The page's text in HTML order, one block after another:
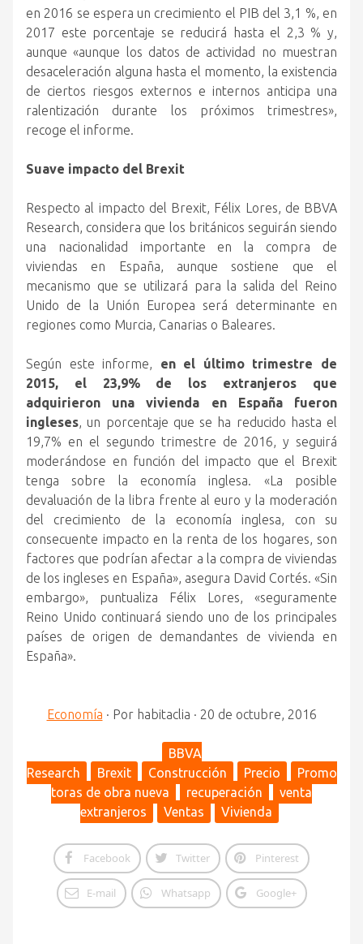
en 2016 se espera un crecimiento el PIB del 3,1 %, en
2017 este porcentaje se reducirá hasta el 2,3 % y,
aunque «aunque los datos de actividad no muestran
desaceleración alguna hasta el momento, la existencia
de ciertos riesgos externos e internos anticipa una
ralentización durante los próximos trimestres»,
recoge el informe.
Suave impacto del Brexit
Respecto al impacto del Brexit, Félix Lores, de BBVA
Research, considera que los británicos seguirán siendo
una nacionalidad importante en la compra de
viviendas en España, aunque sostiene que el
mecanismo que se utilizará para la salida del Reino
Unido de la Unión Europea será determinante en
regiones como Murcia, Canarias o Baleares.
Según este informe, en el último trimestre de
2015, el 23,9% de los extranjeros que
adquirieron una vivienda en España fueron
ingleses, un porcentaje que se ha reducido hasta el
19,7% en el segundo trimestre de 2016, y seguirá
moderándose en función del impacto que el Brexit
tenga sobre la economía inglesa. «La posible
devaluación de la libra frente al euro y la moderación
del crecimiento de la economía inglesa, con su
consecuente impacto en la renta de los hogares, son
factores que podrían afectar a la compra de viviendas
de los ingleses en España», asegura David Cortés. «Sin
embargo», puntualiza Félix Lores, «seguramente
Reino Unido continuará siendo uno de los principales
países de origen de demandantes de vivienda en
España».
Economía · Por habitaclia · 20 de octubre, 2016
BBVA
Research
Brexit Construcción Precio
Promo
toras de obra nueva
recuperación
venta
extranjeros
Ventas Vivienda
Facebook Twitter Pinterest
E-mail Whatsapp Google+